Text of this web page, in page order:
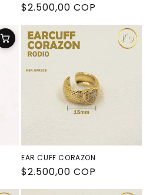
Precio
habitual
$2.500,00 COP
EAR CUFF CORAZON
Precio
habitual
$2.500,00 COP